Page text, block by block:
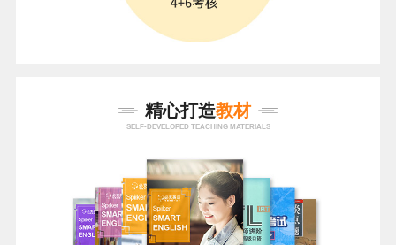
精心打造教材
SELF-DEVELOPED TEACHING MATERIALS